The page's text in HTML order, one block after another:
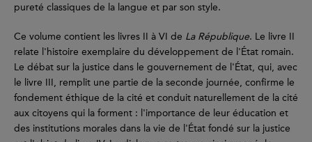
pureté classiques de la langue et par son style.
Ce volume contient les livres II à VI de La République. Le livre II
relate l'histoire exemplaire du déve­loppement de l'État romain.
Le débat sur la justice dans le gouvernement de l'État, qui, avec
le livre III, remplit une partie de la seconde journée, confirme le
fondement éthique de la cité et conduit naturellement de la cité
aux citoyens qui la forment : l'importance de leur éducation et
des institutions morales dans la vie de l'État fondé sur la justice